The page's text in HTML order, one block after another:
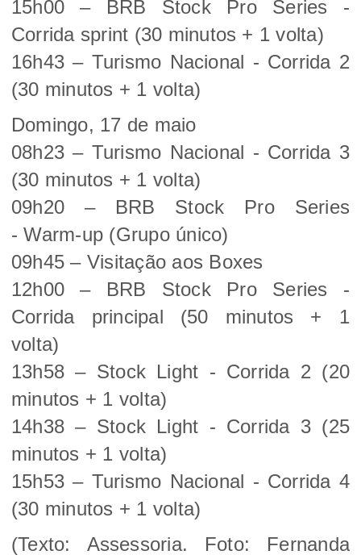
15h00 – BRB Stock Pro Series -
Corrida sprint (30 minutos + 1 volta)
16h43 – Turismo Nacional - Corrida 2
(30 minutos + 1 volta)
Domingo, 17 de maio
08h23 – Turismo Nacional - Corrida 3
(30 minutos + 1 volta)
09h20 – BRB Stock Pro Series
- Warm-up (Grupo único)
09h45 – Visitação aos Boxes
12h00 – BRB Stock Pro Series -
Corrida principal (50 minutos + 1
volta)
13h58 – Stock Light - Corrida 2 (20
minutos + 1 volta)
14h38 – Stock Light - Corrida 3 (25
minutos + 1 volta)
15h53 – Turismo Nacional - Corrida 4
(30 minutos + 1 volta)
(Texto: Assessoria. Foto: Fernanda